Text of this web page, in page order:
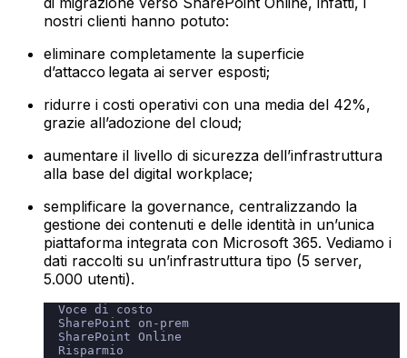
nostri clienti hanno potuto:
eliminare completamente la superficie
d’attacco legata ai server esposti;
ridurre i costi operativi con una media del 42%,
grazie all’adozione del cloud;
aumentare il livello di sicurezza dell’infrastruttura
alla base del digital workplace;
semplificare la governance, centralizzando la
gestione dei contenuti e delle identità in un’unica
piattaforma integrata con Microsoft 365.‍ Vediamo i
dati raccolti su un’infrastruttura tipo (5 server,
5.000 utenti).
  Voce di costo
  SharePoint on-prem
  SharePoint Online
  Risparmio